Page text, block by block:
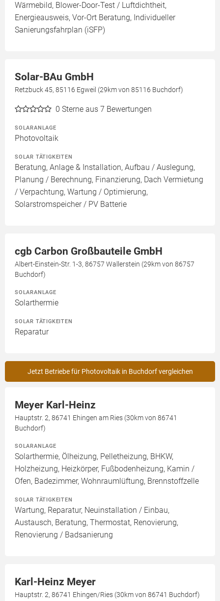
Wärmebild, Blower-Door-Test / Luftdichtheit,
Energieausweis, Vor-Ort Beratung, Individueller
Sanierungsfahrplan (iSFP)
Solar-BAu GmbH
Retzbuck 45, 85116 Egweil (29km von 85116 Buchdorf)
0 Sterne aus 7 Bewertungen
SOLARANLAGE
Photovoltaik
SOLAR TÄTIGKEITEN
Beratung, Anlage & Installation, Aufbau / Auslegung,
Planung / Berechnung, Finanzierung, Dach Vermietung
/ Verpachtung, Wartung / Optimierung,
Solarstromspeicher / PV Batterie
cgb Carbon Großbauteile GmbH
Albert-Einstein-Str. 1-3, 86757 Wallerstein (29km von 86757
Buchdorf)
SOLARANLAGE
Solarthermie
SOLAR TÄTIGKEITEN
Reparatur
Jetzt Betriebe für Photovoltaik in Buchdorf vergleichen
Meyer Karl-Heinz
Hauptstr. 2, 86741 Ehingen am Ries (30km von 86741
Buchdorf)
SOLARANLAGE
Solarthermie, Ölheizung, Pelletheizung, BHKW,
Holzheizung, Heizkörper, Fußbodenheizung, Kamin /
Ofen, Badezimmer, Wohnraumlüftung, Brennstoffzelle
SOLAR TÄTIGKEITEN
Wartung, Reparatur, Neuinstallation / Einbau,
Austausch, Beratung, Thermostat, Renovierung,
Renovierung / Badsanierung
Karl-Heinz Meyer
Hauptstr. 2, 86741 Ehingen/Ries (30km von 86741 Buchdorf)